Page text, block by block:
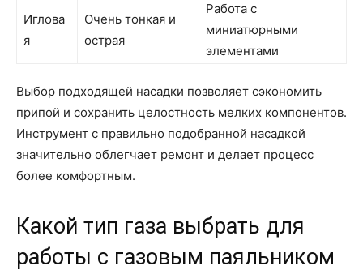
Иглова
я
Очень тонкая и
острая
Работа с
миниатюрными
элементами
Выбор подходящей насадки позволяет сэкономить
припой и сохранить целостность мелких компонентов.
Инструмент с правильно подобранной насадкой
значительно облегчает ремонт и делает процесс
более комфортным.
Какой тип газа выбрать для
работы с газовым паяльником